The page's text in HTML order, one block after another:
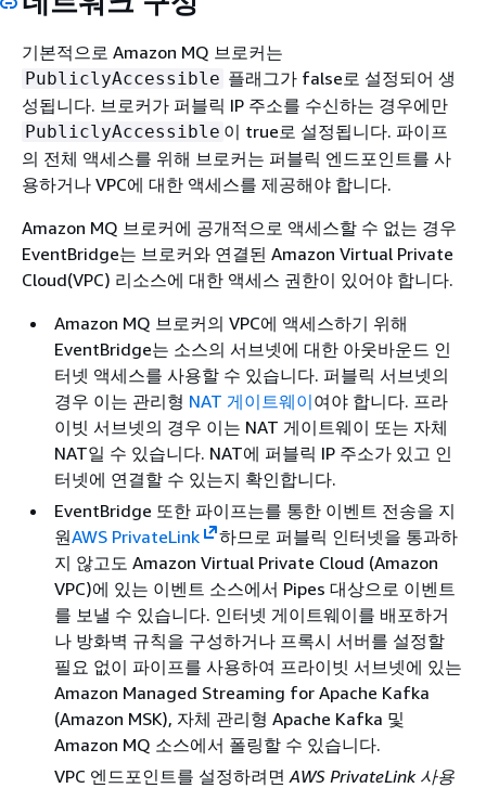
기본적으로 Amazon MQ 브로커는
PubliclyAccessible 플래그가 false로 설정되어 생
성됩니다. 브로커가 퍼블릭 IP 주소를 수신하는 경우에만
PubliclyAccessible 이 true로 설정됩니다. 파이프
의 전체 액세스를 위해 브로커는 퍼블릭 엔드포인트를 사
용하거나 VPC에 대한 액세스를 제공해야 합니다.
Amazon MQ 브로커에 공개적으로 액세스할 수 없는 경우
EventBridge는 브로커와 연결된 Amazon Virtual Private
Cloud(VPC) 리소스에 대한 액세스 권한이 있어야 합니다.
Amazon MQ 브로커의 VPC에 액세스하기 위해
EventBridge는 소스의 서브넷에 대한 아웃바운드 인
터넷 액세스를 사용할 수 있습니다. 퍼블릭 서브넷의
경우 이는 관리형 NAT 게이트웨이여야 합니다. 프라
이빗 서브넷의 경우 이는 NAT 게이트웨이 또는 자체
NAT일 수 있습니다. NAT에 퍼블릭 IP 주소가 있고 인
터넷에 연결할 수 있는지 확인합니다.
EventBridge 또한 파이프는를 통한 이벤트 전송을 지
원AWS PrivateLink
하므로 퍼블릭 인터넷을 통과하
지 않고도 Amazon Virtual Private Cloud (Amazon
VPC)에 있는 이벤트 소스에서 Pipes 대상으로 이벤트
를 보낼 수 있습니다. 인터넷 게이트웨이를 배포하거
나 방화벽 규칙을 구성하거나 프록시 서버를 설정할
필요 없이 파이프를 사용하여 프라이빗 서브넷에 있는
Amazon Managed Streaming for Apache Kafka
(Amazon MSK), 자체 관리형 Apache Kafka 및
Amazon MQ 소스에서 폴링할 수 있습니다.
VPC 엔드포인트를 설정하려면AWS PrivateLink 사용